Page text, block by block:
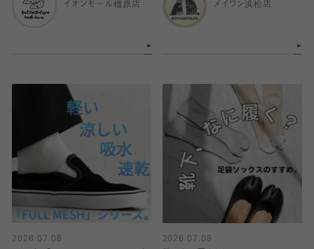
イオンモール橿原店
メイワン浜松店
2026.07.08
2026.07.08